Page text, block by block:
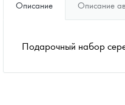
Наборы подарочных и
Монеты и жетоны из
Книги по нумизматике
Описание Описание
Подарочный набор